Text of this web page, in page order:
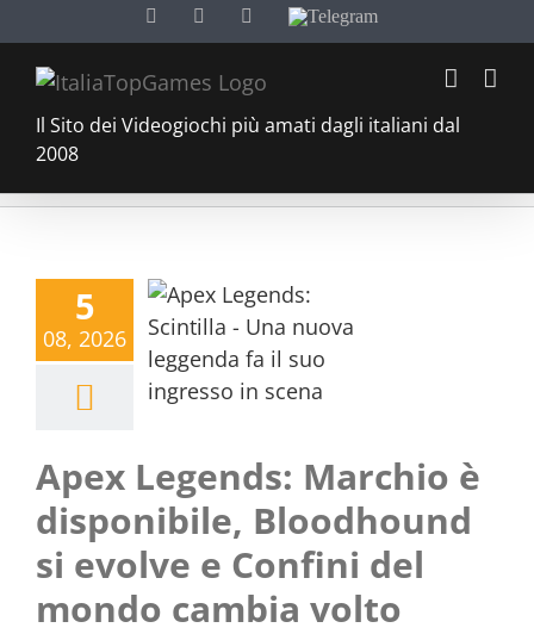
al
contenuto
FacebookTwitter YouTubeTelegram
Il Sito dei Videogiochi più amati dagli italiani dal
2008
5
08, 2026
Apex Legends: Marchio è
disponibile, Bloodhound
si evolve e Confini del
mondo cambia volto